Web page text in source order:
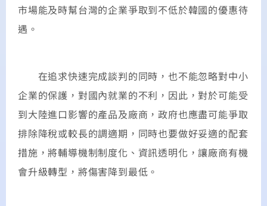
市場能及時幫台灣的企業爭取到不低於韓國的優惠待
遇。
在追求快速完成談判的同時，也不能忽略對中小
企業的保護，對國內就業的不利，因此，對於可能受
到大陸進口影響的產品及廠商，政府也應盡可能爭取
排除降稅或較長的調適期，同時也要做好妥適的配套
措施，將輔導機制制度化、資訊透明化，讓廠商有機
會升級轉型，將傷害降到最低。